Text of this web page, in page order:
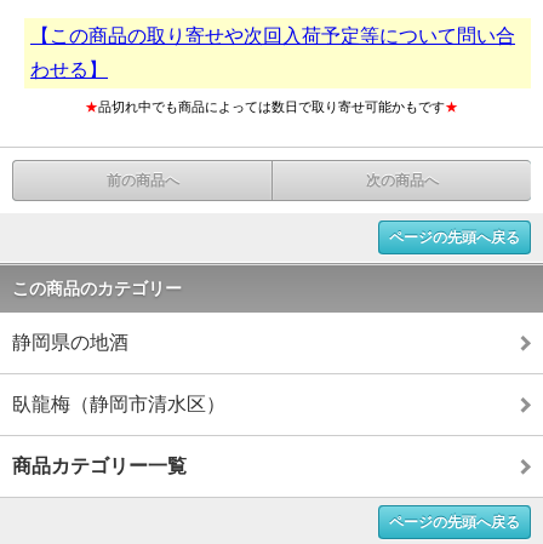
【この商品の取り寄せや次回入荷予定等について問い合
わせる】
★品切れ中でも商品によっては数日で取り寄せ可能かもです★
前の商品へ 次の商品へ
ページの先頭へ戻る
この商品のカテゴリー
静岡県の地酒
臥龍梅（静岡市清水区）
商品カテゴリー一覧
ページの先頭へ戻る